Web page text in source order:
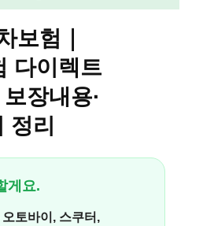
보험｜
다이렉트
장내용·
정리
게요.
오토바이, 스쿠터,